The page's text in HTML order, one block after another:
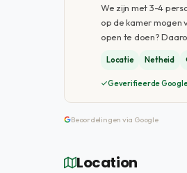
We zijn met 3-4
op de kamer mogen
open te doen?
Locatie Netheid
Geverifieerde
Beoordelingen via Google
Location